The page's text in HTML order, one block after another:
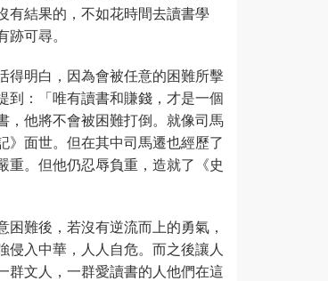
有結果的，不如花時間去讀書學
可尋。
得明白，因為會被任意的困難所擊
到：「唯有讀書和賺錢，才是一個
，他將不會被困難打倒。就像司馬
》面世。但在其中司馬遷也經歷了
重。但他仍忍辱負重，造就了《史
難後，若沒有逆流而上的勇氣，
侵入中華，人人自危。而之後讓人
群文人，一群愛讀書的人他們在這